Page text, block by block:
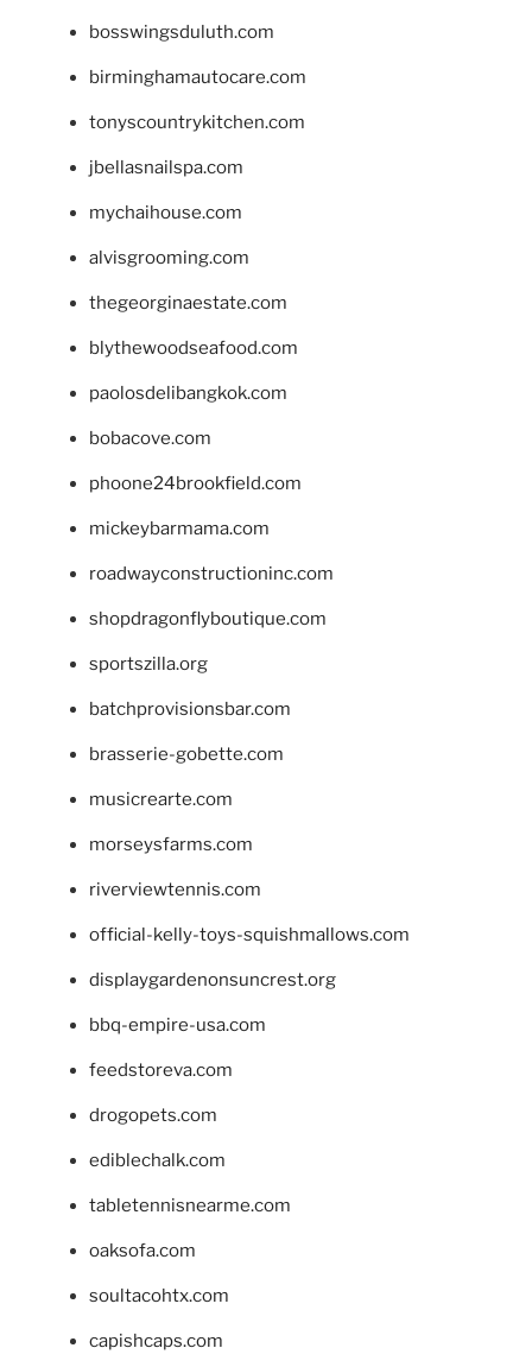
bosswingsduluth.com
birminghamautocare.com
tonyscountrykitchen.com
jbellasnailspa.com
mychaihouse.com
alvisgrooming.com
thegeorginaestate.com
blythewoodseafood.com
paolosdelibangkok.com
bobacove.com
phoone24brookfield.com
mickeybarmama.com
roadwayconstructioninc.com
shopdragonflyboutique.com
sportszilla.org
batchprovisionsbar.com
brasserie-gobette.com
musicrearte.com
morseysfarms.com
riverviewtennis.com
official-kelly-toys-squishmallows.com
displaygardenonsuncrest.org
bbq-empire-usa.com
feedstoreva.com
drogopets.com
ediblechalk.com
tabletennisnearme.com
oaksofa.com
soultacohtx.com
capishcaps.com